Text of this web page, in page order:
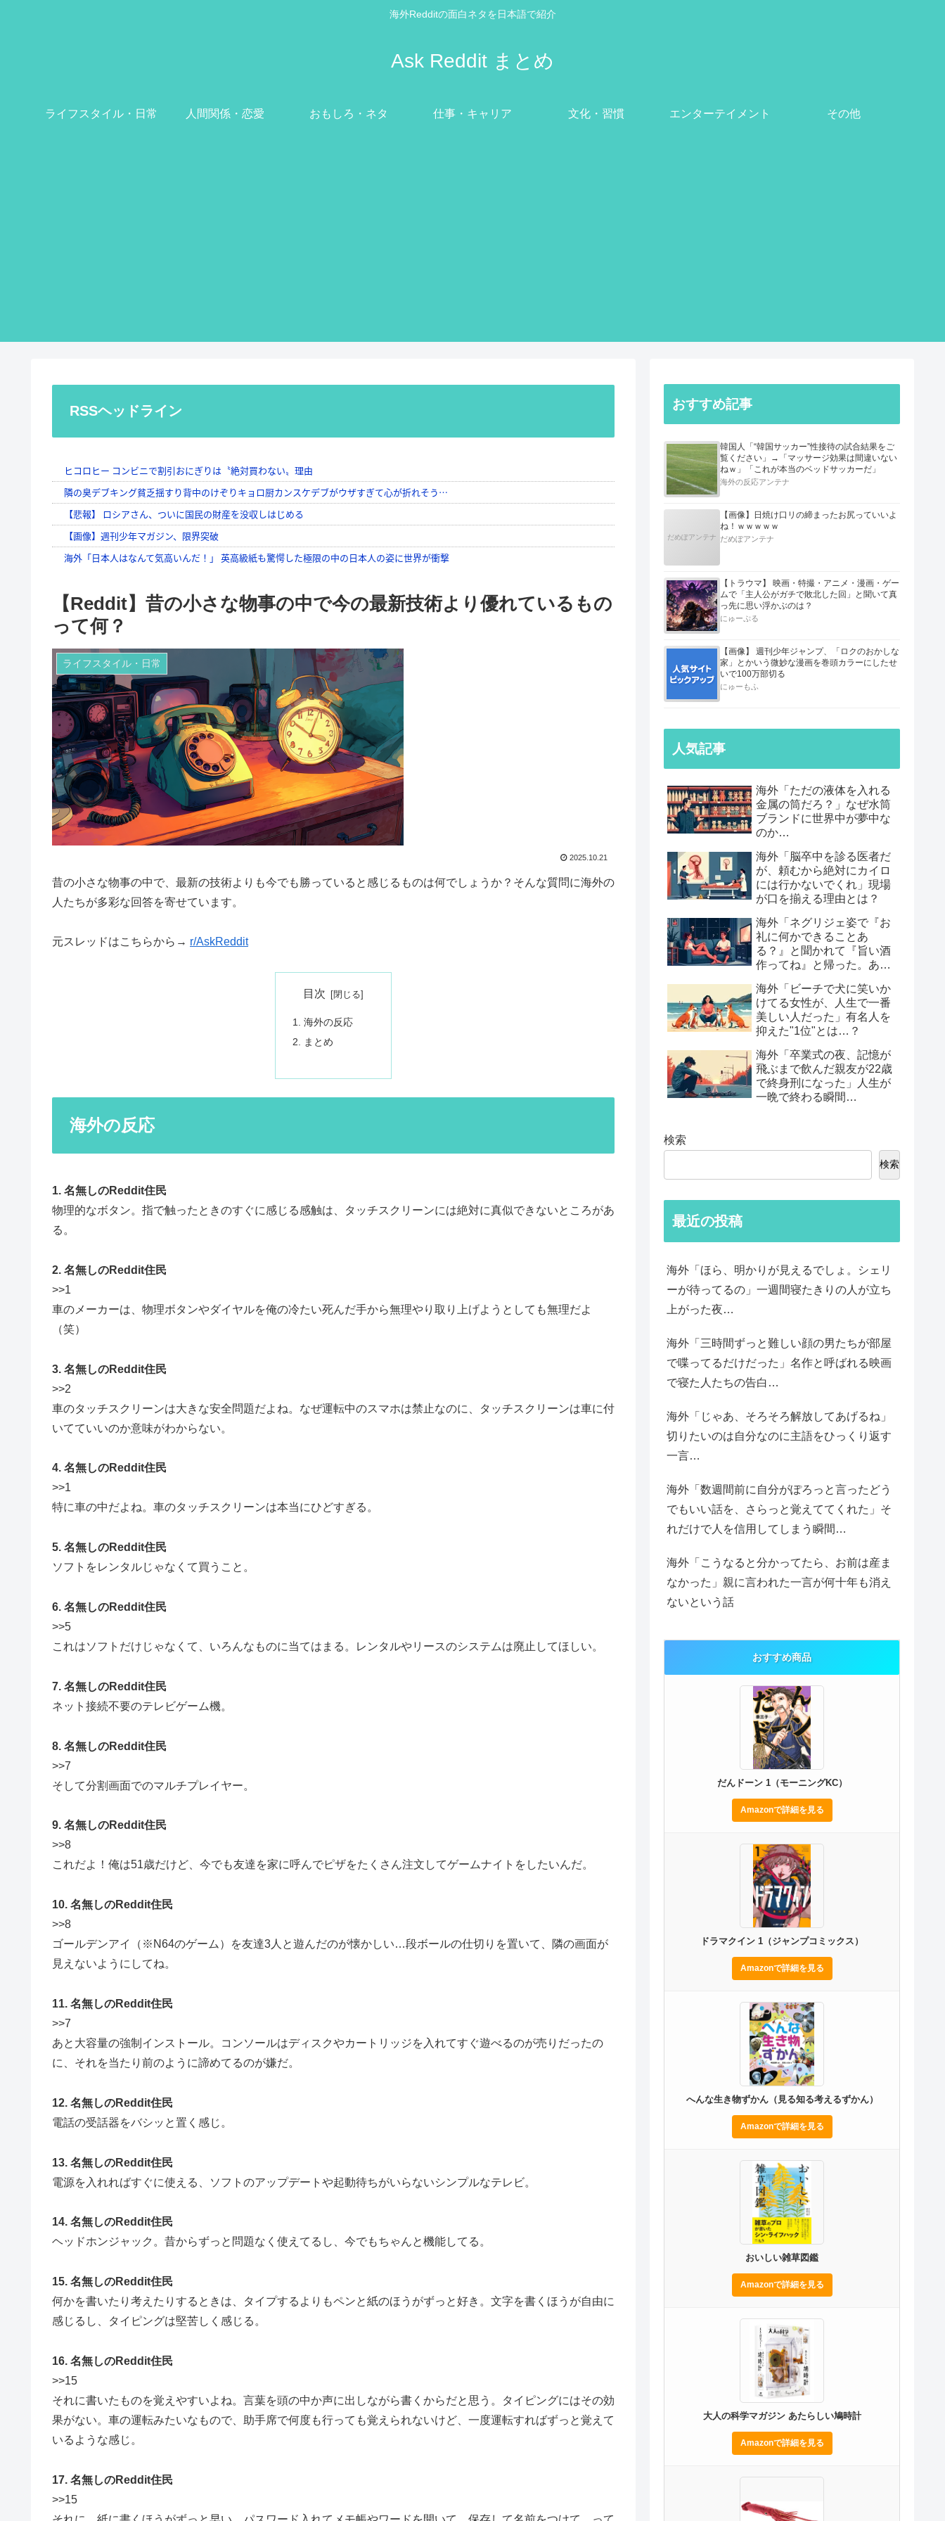
海外Redditの面白ネタを日本語で紹介
Ask Reddit まとめ
ライフスタイル・日常 人間関係・恋愛 おもしろ・ネタ 仕事・キャリア 文化・習慣 エンターテイメント その他
RSSヘッドライン
【Reddit】昔の小さな物事の中で今の最新技術より優れているもの
って何？
ライフスタイル・日常
2025.10.21
昔の小さな物事の中で、最新の技術よりも今でも勝っていると感じるものは何でしょうか？そんな質問に海外の
人たちが多彩な回答を寄せています。
元スレッドはこちらから→ r/AskReddit
目次
海外の反応
まとめ
海外の反応
1. 名無しのReddit住民
物理的なボタン。指で触ったときのすぐに感じる感触は、タッチスクリーンには絶対に真似できないところがあ
る。
2. 名無しのReddit住民
>>1
車のメーカーは、物理ボタンやダイヤルを俺の冷たい死んだ手から無理やり取り上げようとしても無理だよ
（笑）
3. 名無しのReddit住民
>>2
車のタッチスクリーンは大きな安全問題だよね。なぜ運転中のスマホは禁止なのに、タッチスクリーンは車に付
いてていいのか意味がわからない。
4. 名無しのReddit住民
>>1
特に車の中だよね。車のタッチスクリーンは本当にひどすぎる。
5. 名無しのReddit住民
ソフトをレンタルじゃなくて買うこと。
6. 名無しのReddit住民
>>5
これはソフトだけじゃなくて、いろんなものに当てはまる。レンタルやリースのシステムは廃止してほしい。
7. 名無しのReddit住民
ネット接続不要のテレビゲーム機。
8. 名無しのReddit住民
>>7
そして分割画面でのマルチプレイヤー。
9. 名無しのReddit住民
>>8
これだよ！俺は51歳だけど、今でも友達を家に呼んでピザをたくさん注文してゲームナイトをしたいんだ。
10. 名無しのReddit住民
>>8
ゴールデンアイ（※N64のゲーム）を友達3人と遊んだのが懐かしい…段ボールの仕切りを置いて、隣の画面が
見えないようにしてね。
11. 名無しのReddit住民
>>7
あと大容量の強制インストール。コンソールはディスクやカートリッジを入れてすぐ遊べるのが売りだったの
に、それを当たり前のように諦めてるのが嫌だ。
12. 名無しのReddit住民
電話の受話器をバシッと置く感じ。
13. 名無しのReddit住民
電源を入れればすぐに使える、ソフトのアップデートや起動待ちがいらないシンプルなテレビ。
14. 名無しのReddit住民
ヘッドホンジャック。昔からずっと問題なく使えてるし、今でもちゃんと機能してる。
15. 名無しのReddit住民
何かを書いたり考えたりするときは、タイプするよりもペンと紙のほうがずっと好き。文字を書くほうが自由に
感じるし、タイピングは堅苦しく感じる。
16. 名無しのReddit住民
>>15
それに書いたものを覚えやすいよね。言葉を頭の中か声に出しながら書くからだと思う。タイピングにはその効
果がない。車の運転みたいなもので、助手席で何度も行っても覚えられないけど、一度運転すればずっと覚えて
いるような感じ。
17. 名無しのReddit住民
>>15
おすすめ記事
韓国人「“韓国サッカー”性接待の試合結果をご
覧ください」→「マッサージ効果は間違いない
ねｗ」「これが本当のベッドサッカーだ」
海外の反応アンテナ
だめぽアンテナ
【画像】日焼け口リの締まったお尻っていいよ
ね！ｗｗｗｗｗ
だめぽアンテナ
【トラウマ】 映画・特撮・アニメ・漫画・ゲー
ムで「主人公がガチで敗北した回」と聞いて真
っ先に思い浮かぶのは？
にゅーぷる
【画像】 週刊少年ジャンプ、「ロクのおかしな
家」とかいう微妙な漫画を巻頭カラーにしたせ
いで100万部切る
にゅーもふ
人気記事
海外「ただの液体を入れる
金属の筒だろ？」なぜ水筒
ブランドに世界中が夢中な
のか…
海外「脳卒中を診る医者だ
が、頼むから絶対にカイロ
には行かないでくれ」現場
が口を揃える理由とは？
海外「ネグリジェ姿で『お
礼に何かできることあ
る？』と聞かれて『旨い酒
作ってね』と帰った。あれ
る男たちの後悔談…
海外「ビーチで犬に笑いか
けてる女性が、人生で一番
美しい人だった」有名人を
抑えた"1位"とは…？
海外「卒業式の夜、記憶が
飛ぶまで飲んだ親友が22歳
で終身刑になった」人生が
一晩で終わる瞬間…
検索
検索
最近の投稿
海外「ほら、明かりが見えるでしょ。シェリ
ーが待ってるの」一週間寝たきりの人が立ち
上がった夜…
海外「三時間ずっと難しい顔の男たちが部屋
で喋ってるだけだった」名作と呼ばれる映画
で寝た人たちの告白…
海外「じゃあ、そろそろ解放してあげるね」
切りたいのは自分なのに主語をひっくり返す
一言…
海外「数週間前に自分がぽろっと言ったどう
でもいい話を、さらっと覚えててくれた」そ
れだけで人を信用してしまう瞬間…
海外「こうなると分かってたら、お前は産ま
なかった」親に言われた一言が何十年も消え
ないという話
おすすめ商品
だんドーン 1（モーニングKC）
Amazonで詳細を見る
ドラマクイン 1（ジャンプコミックス）
Amazonで詳細を見る
へんな生き物ずかん（見る知る考えるずかん）
Amazonで詳細を見る
おいしい雑草図鑑
Amazonで詳細を見る
大人の科学マガジン あたらしい鳩時計
Amazonで詳細を見る